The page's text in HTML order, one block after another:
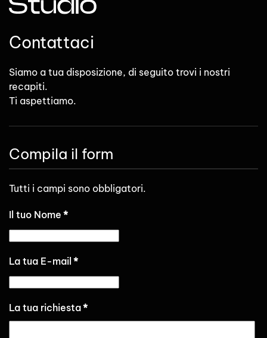
Contattaci
Siamo a tua disposizione, di seguito trovi i nostri
recapiti.
Ti aspettiamo.
Compila il form
Tutti i campi sono obbligatori.
Il tuo Nome *
La tua E-mail *
La tua richiesta*